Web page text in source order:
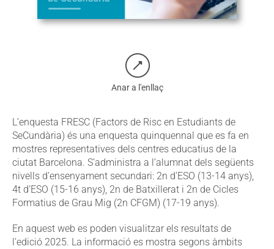
Anar a l'enllaç
L’enquesta FRESC (Factors de Risc en Estudiants de
SeCundària) és una enquesta quinquennal que es fa en
mostres representatives dels centres educatius de la
ciutat Barcelona. S’administra a l’alumnat dels següents
nivells d’ensenyament secundari: 2n d’ESO (13-14 anys),
4t d’ESO (15-16 anys), 2n de Batxillerat i 2n de Cicles
Formatius de Grau Mig (2n CFGM) (17-19 anys).
En aquest web es poden visualitzar els resultats de
l’edició 2025. La informació es mostra segons àmbits